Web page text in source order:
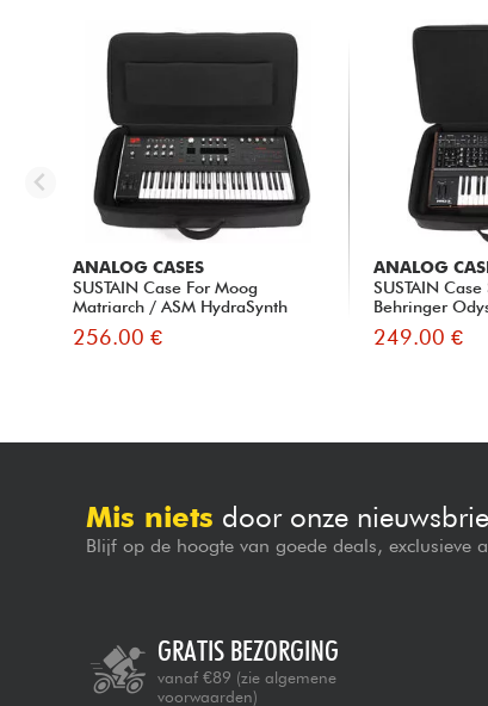
ANALOG CASES
SUSTAIN Case For Moog
Matriarch / ASM HydraSynth
256.00 €
ANALOG
SUSTAIN
Behringer
249.00 €
Mis niets door onze
Blijf op de hoogte van goede deals, exclusieve
GRATIS BEZORGING
vanaf €89 (zie algemene
voorwaarden)